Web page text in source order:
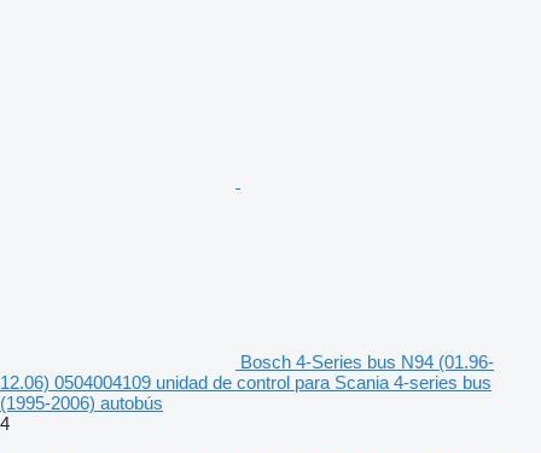
Bosch 4-Series bus N94 (01.96-
12.06) 0504004109 unidad de control para Scania 4-series bus
(1995-2006) autobús
4